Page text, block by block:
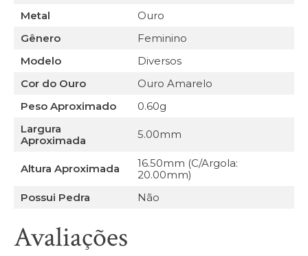
Metal
Ouro
Gênero
Feminino
Modelo
Diversos
Cor do Ouro
Ouro Amarelo
Peso Aproximado
0.60g
Largura
Aproximada
5.00mm
Altura Aproximada
16.50mm (C/Argola:
20.00mm)
Possui Pedra
Não
Avaliações